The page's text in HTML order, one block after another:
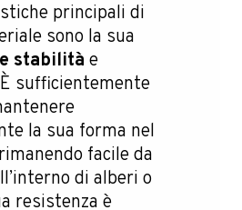
principali di
sono la sua
stabilità e
sufficientemente
la sua forma nel
facile da
di alberi o
resistenza è